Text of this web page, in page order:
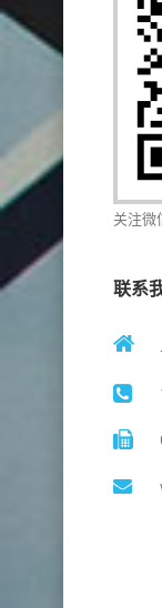
关注微
联系